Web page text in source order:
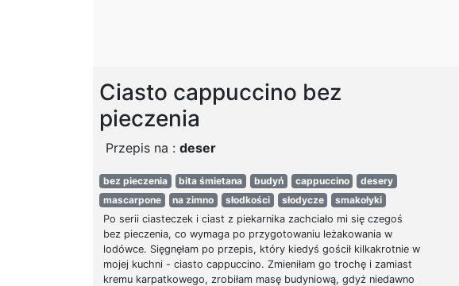
Ciasto cappuccino bez
pieczenia
Przepis na : deser
bez pieczenia bita śmietana budyń cappuccino
desery
mascarpone
na zimno słodkości słodycze
smakołyki
Po serii ciasteczek i ciast z piekarnika zachciało mi się czegoś
bez pieczenia, co wymaga po przygotowaniu leżakowania w
lodówce. Sięgnęłam po przepis, który kiedyś gościł kilkakrotnie w
mojej kuchni - ciasto cappuccino. Zmieniłam go trochę i zamiast
kremu karpatkowego, zrobiłam masę budyniową, gdyż niedawno